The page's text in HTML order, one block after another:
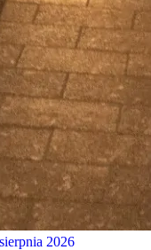
2026